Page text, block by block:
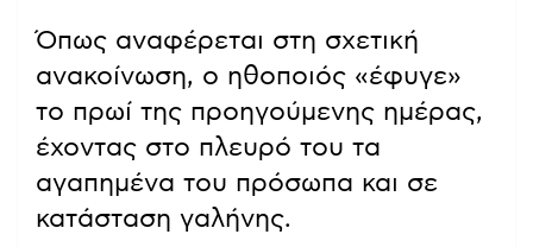
Όπως αναφέρεται στη σχετική
ανακοίνωση, ο ηθοποιός «έφυγε»
το πρωί της προηγούμενης ημέρας,
έχοντας στο πλευρό του τα
αγαπημένα του πρόσωπα και σε
κατάσταση γαλήνης.